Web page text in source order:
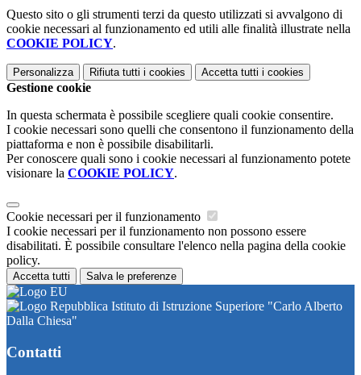
Questo sito o gli strumenti terzi da questo utilizzati si avvalgono di
cookie necessari al funzionamento ed utili alle finalità illustrate nella
COOKIE POLICY.
Personalizza Rifiuta tutti i cookies Accetta tutti i cookies
Gestione cookie
In questa schermata è possibile scegliere quali cookie consentire.
I cookie necessari sono quelli che consentono il funzionamento della
piattaforma e non è possibile disabilitarli.
Per conoscere quali sono i cookie necessari al funzionamento potete
visionare la COOKIE POLICY.
Cookie necessari per il funzionamento
I cookie necessari per il funzionamento non possono essere
disabilitati. È possibile consultare l'elenco nella pagina della cookie
policy.
Accetta tutti Salva le preferenze
Istituto di Istruzione Superiore "Carlo Alberto
Dalla Chiesa"
Contatti